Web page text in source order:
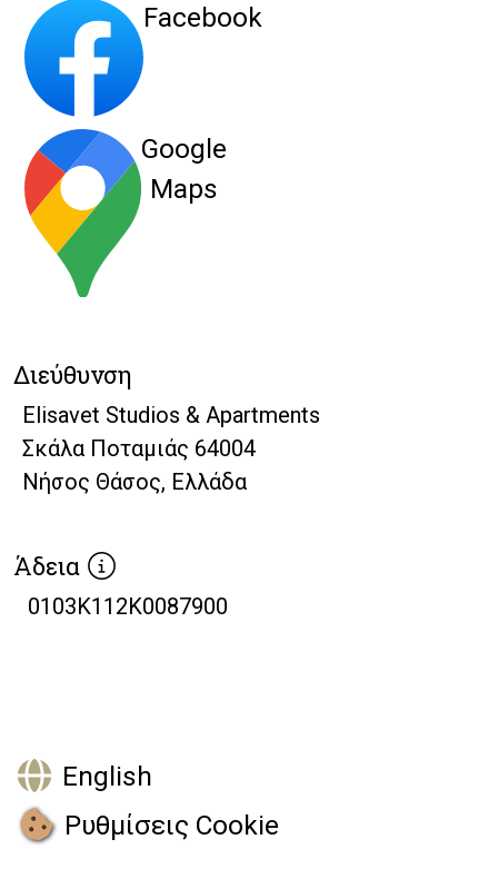
Facebook
Google
Maps
Διεύθυνση
Elisavet Studios & Apartments
Σκάλα Ποταμιάς 64004
Νήσος Θάσος, Ελλάδα
Άδεια
0103K112K0087900
English
Ρυθμίσεις Cookie